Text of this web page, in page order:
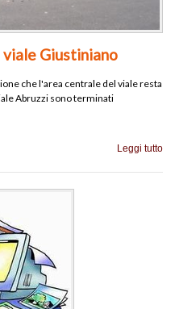
viale Giustiniano
che l'area centrale del viale resta
Abruzzi sono terminati
Leggi tutto